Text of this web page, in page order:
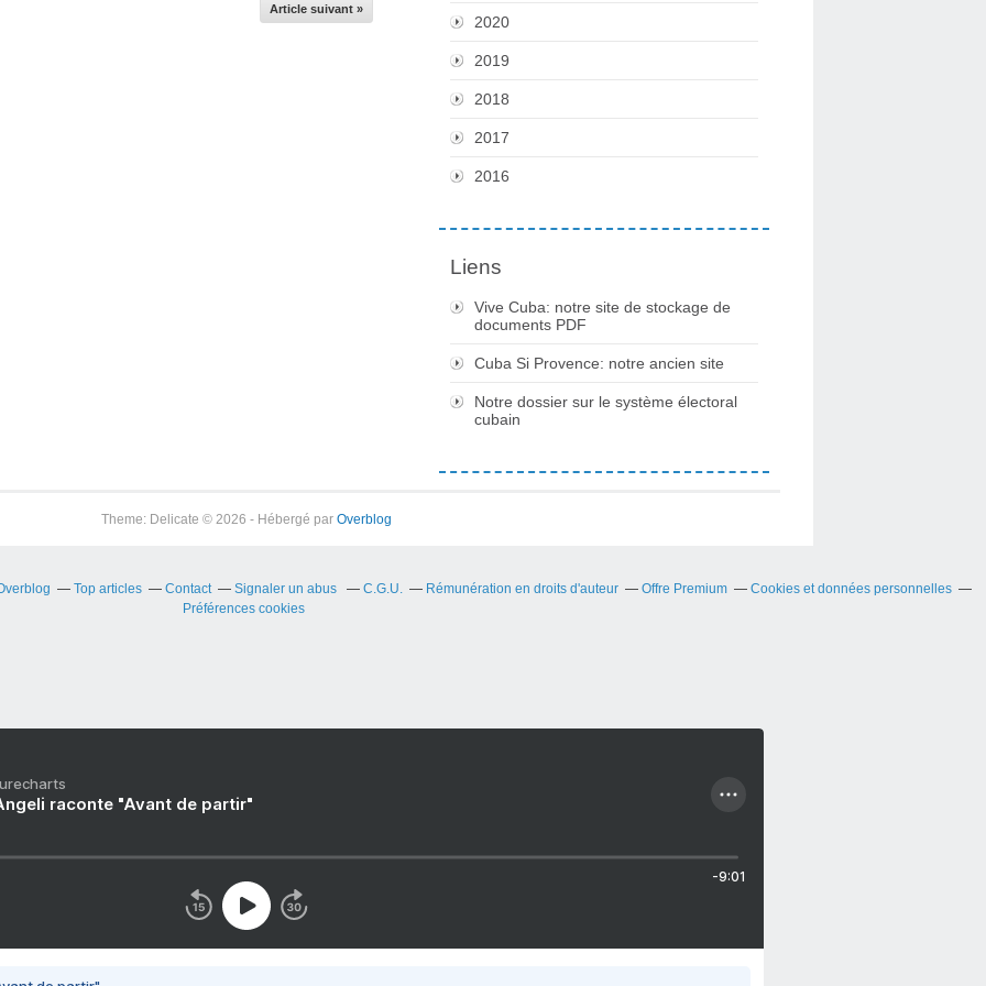
Article suivant »
2020
2019
2018
2017
2016
Liens
Vive Cuba: notre site de stockage de
documents PDF
Cuba Si Provence: notre ancien site
Notre dossier sur le système électoral
cubain
Theme: Delicate © 2026 - Hébergé par Overblog
Top articles Contact Signaler un abus C.G.U. Rémunération en droits d'auteur Offre Premium
Cookies et données personnelles
Préférences cookies
raconte "Avant de partir"
-9:01